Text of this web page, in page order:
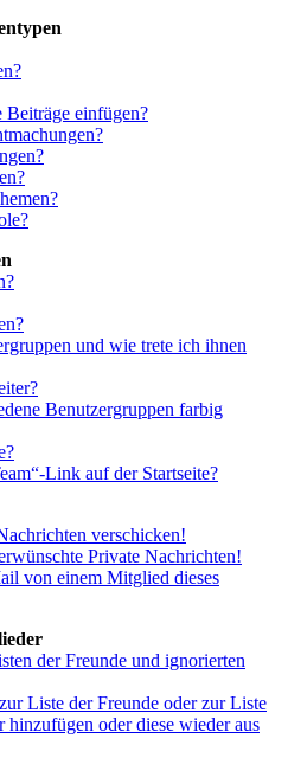
einfügen?
und wie trete ich ihnen
Benutzergruppen farbig
Link auf der Startseite?
verschicken!
Private Nachrichten!
von einem Mitglied dieses
der Freunde und ignorierten
Liste der Freunde oder zur Liste
oder diese wieder aus